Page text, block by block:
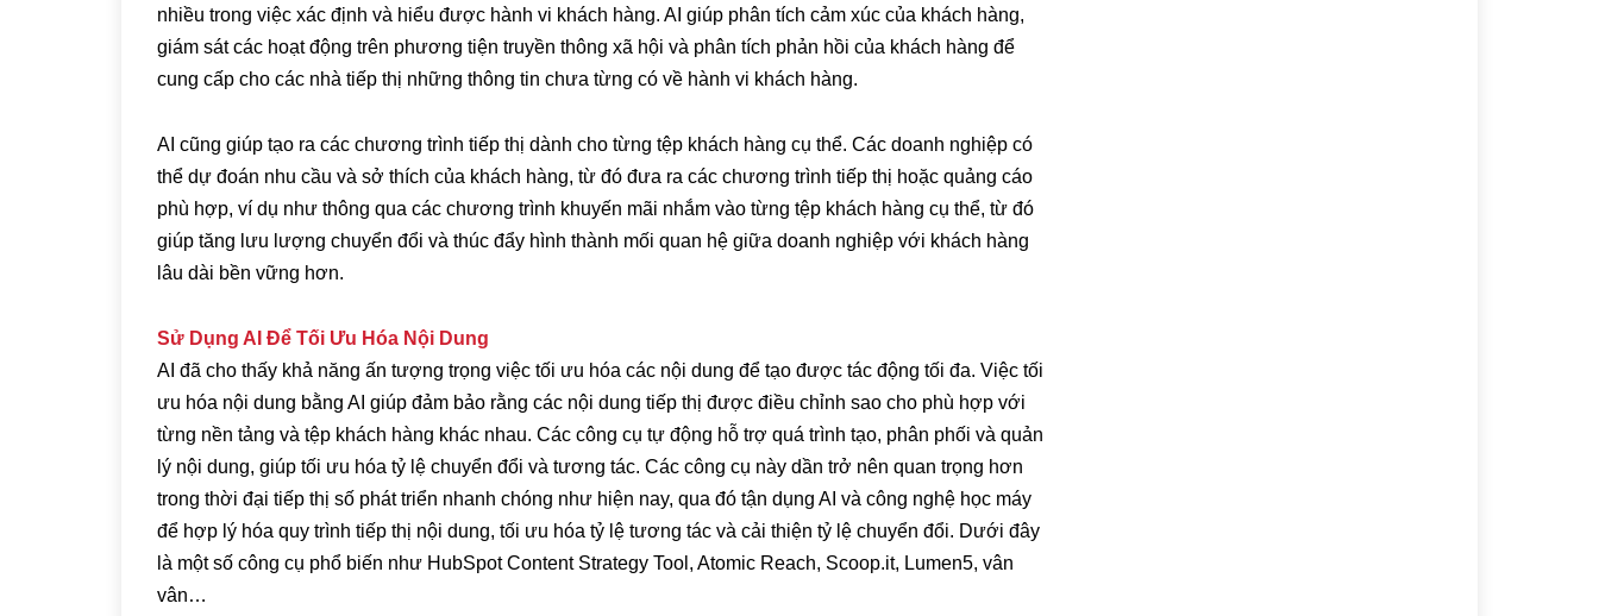
nhiều trong việc xác định và hiểu được hành vi khách hàng. AI giúp phân tích cảm xúc của khách hàng,
giám sát các hoạt động trên phương tiện truyền thông xã hội và phân tích phản hồi của khách hàng để
cung cấp cho các nhà tiếp thị những thông tin chưa từng có về hành vi khách hàng.
AI cũng giúp tạo ra các chương trình tiếp thị dành cho từng tệp khách hàng cụ thể. Các doanh nghiệp có
thể dự đoán nhu cầu và sở thích của khách hàng, từ đó đưa ra các chương trình tiếp thị hoặc quảng cáo
phù hợp, ví dụ như thông qua các chương trình khuyến mãi nhắm vào từng tệp khách hàng cụ thể, từ đó
giúp tăng lưu lượng chuyển đổi và thúc đẩy hình thành mối quan hệ giữa doanh nghiệp với khách hàng
lâu dài bền vững hơn.
Sử Dụng AI Để Tối Ưu Hóa Nội Dung
AI đã cho thấy khả năng ấn tượng trọng việc tối ưu hóa các nội dung để tạo được tác động tối đa. Việc tối
ưu hóa nội dung bằng AI giúp đảm bảo rằng các nội dung tiếp thị được điều chỉnh sao cho phù hợp với
từng nền tảng và tệp khách hàng khác nhau. Các công cụ tự động hỗ trợ quá trình tạo, phân phối và quản
lý nội dung, giúp tối ưu hóa tỷ lệ chuyển đổi và tương tác. Các công cụ này dần trở nên quan trọng hơn
trong thời đại tiếp thị số phát triển nhanh chóng như hiện nay, qua đó tận dụng AI và công nghệ học máy
để hợp lý hóa quy trình tiếp thị nội dung, tối ưu hóa tỷ lệ tương tác và cải thiện tỷ lệ chuyển đổi. Dưới đây
là một số công cụ phổ biến như HubSpot Content Strategy Tool, Atomic Reach, Scoop.it, Lumen5, vân
vân…